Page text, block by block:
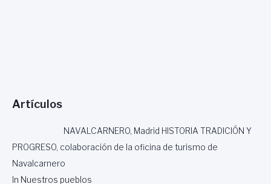
Artículos
NAVALCARNERO, Madrid HISTORIA TRADICIÓN Y
PROGRESO, colaboración de la oficina de turismo de
Navalcarnero
In Nuestros pueblos